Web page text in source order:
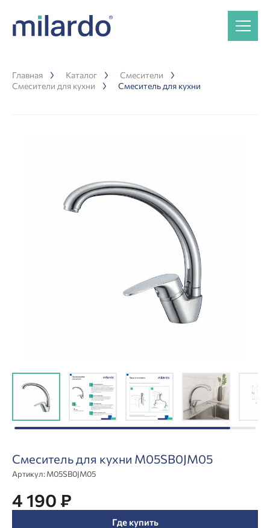
Главная Каталог
Смесители
Смесители для кухни
Смеситель для кухни
Смеситель для кухни M05SB0JM05
Артикул:M05SB0JM05
4 190 ₽
Где купить